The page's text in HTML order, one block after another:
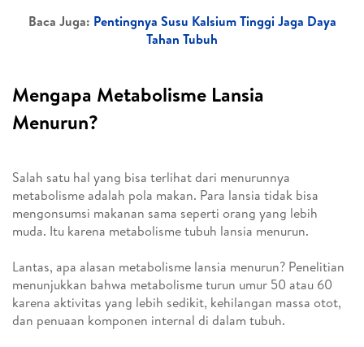
Baca Juga: Pentingnya Susu Kalsium Tinggi Jaga Daya
Tahan Tubuh
Mengapa Metabolisme Lansia
Menurun?
Salah satu hal yang bisa terlihat dari menurunnya
metabolisme adalah pola makan. Para lansia tidak bisa
mengonsumsi makanan sama seperti orang yang lebih
muda. Itu karena metabolisme tubuh lansia menurun.
Lantas, apa alasan metabolisme lansia menurun? Penelitian
menunjukkan bahwa metabolisme turun umur 50 atau 60
karena aktivitas yang lebih sedikit, kehilangan massa otot,
dan penuaan komponen internal di dalam tubuh.